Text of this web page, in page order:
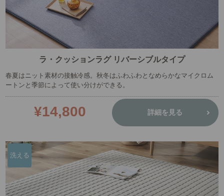
ラ・クッションラグ リバーシブルタイプ
春夏はニット素材の接触冷感。秋冬はふわふわとなめらかなマイクロム
ートンと季節によって使い分けができる。
¥14,800 詳細を見る
洗える